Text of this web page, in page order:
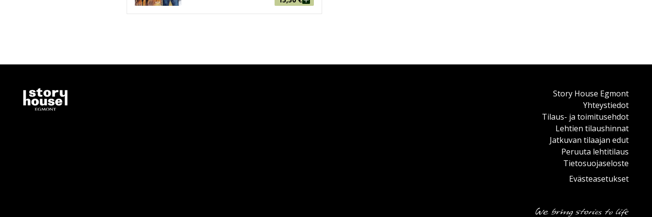
Story House Egmont
Yhteystiedot
Tilaus- ja toimitusehdot
Lehtien tilaushinnat
Jatkuvan tilaajan edut
Peruuta lehtitilaus
Tietosuojaseloste
Evästeasetukset